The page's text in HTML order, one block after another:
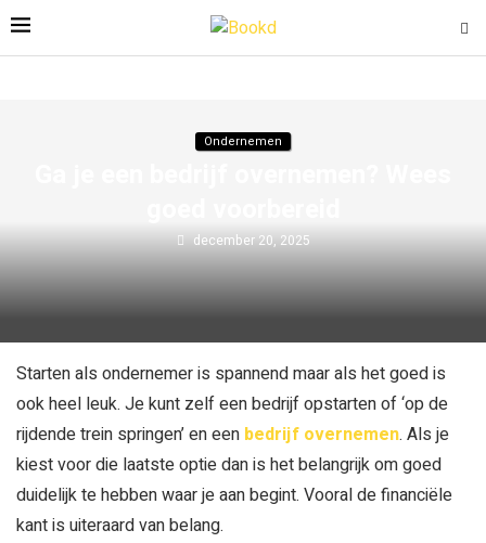
Ondernemen
december 20, 2025
Starten als ondernemer is spannend maar als het goed is
ook heel leuk. Je kunt zelf een bedrijf opstarten of ‘op de
rijdende trein springen’ en een bedrijf overnemen. Als je
kiest voor die laatste optie dan is het belangrijk om goed
duidelijk te hebben waar je aan begint. Vooral de financiële
kant is uiteraard van belang.